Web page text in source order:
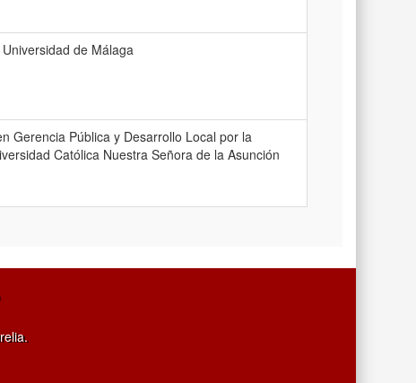
de Málaga
Gerencia Pública y Desarrollo Local por la
Católica Nuestra Señora de la Asunción